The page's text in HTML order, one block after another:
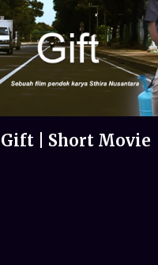
Gift | Short Movie